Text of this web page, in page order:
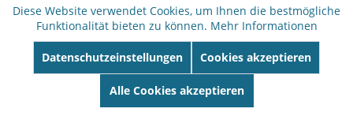
EAN:
6939554911934
Die Kameras der Dahua Wireless-Serie sind nicht nur
einfach zu installieren und zu bedienen,...
Diese Website verwendet Cookies, um Ihnen die bestmögliche
Funktionalität bieten zu können. Mehr Informationen
Datenschutzeinstellungen Cookies akzeptieren
Alle Cookies akzeptieren